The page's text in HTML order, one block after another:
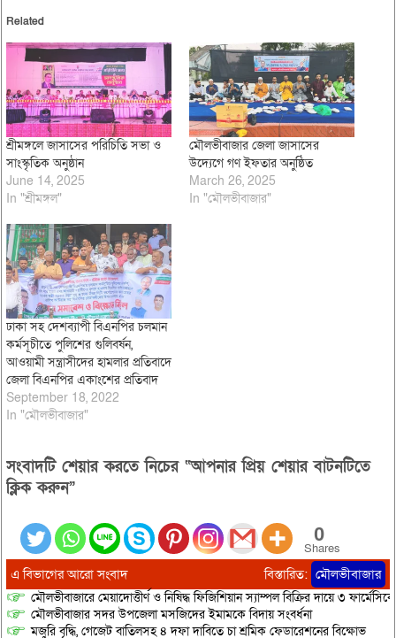
Related
শ্রীমঙ্গলে জাসাসের পরিচিতি সভা ও
সাংস্কৃতিক অনুষ্ঠান
June 14, 2025
In "শ্রীমঙ্গল"
মৌলভীবাজার জেলা জাসাসের
উদ্যেগে গণ ইফতার অনুষ্ঠিত
March 26, 2025
In "মৌলভীবাজার"
ঢাকা সহ দেশব্যাপী বিএনপির চলমান
কর্মসূচীতে পুলিশের গুলিবর্ষন,
আওয়ামী সন্ত্রাসীদের হামলার প্রতিবাদে
জেলা বিএনপির একাংশের প্রতিবাদ
September 18, 2022
In "মৌলভীবাজার"
সংবাদটি শেয়ার করতে নিচের “আপনার প্রিয় শেয়ার বাটনটিতে
ক্লিক করুন”
0
Shares
এ বিভাগের আরো সংবাদ বিস্তারিত: মৌলভীবাজার
মৌলভীবাজারে মেয়াদোত্তীর্ণ ও নিষিদ্ধ ফিজিশিয়ান স্যাম্পল বিক্রির দায়ে ৩
মৌলভীবাজার সদর উপজেলা মসজিদের ইমামকে বিদায় সংবর্ধনা
মজুরি বৃদ্ধি, গেজেট বাতিলসহ ৪ দফা দাবিতে চা শ্রমিক ফেডারেশনের বিক্ষোভ